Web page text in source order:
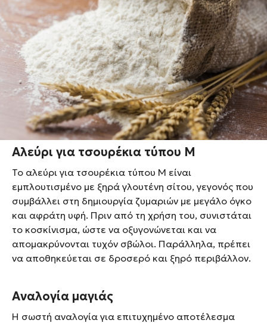
αλευριού που προέρχεται από επιλεγμένα μαλακά
σιτηρά και είναι ιδιαίτερα πλούσιο σε πρωτεΐνες
και φυτικές ίνες. Ενδείκνυται για την παρασκευή
αρτοσκευασμάτων υψηλής ποιότητας, καθώς
δημιουργεί ελαστικά ζυμάρια που απορροφούν
ιδανικά μεγάλες ποσότητες σακχάρων και λιπαρών.
Πρόκειται για ένα άλευρο που καλύπτει απαιτητικές
συνταγές και εξασφαλίζει εξαιρετικό αποτέλεσμα.
Αλεύρι για τσουρέκια τύπου Μ
Το αλεύρι για τσουρέκια τύπου Μ είναι
εμπλουτισμένο με ξηρά γλουτένη σίτου, γεγονός που
συμβάλλει στη δημιουργία ζυμαριών με μεγάλο όγκο
και αφράτη υφή. Πριν από τη χρήση του, συνιστάται
το κοσκίνισμα, ώστε να οξυγονώνεται και να
απομακρύνονται τυχόν σβώλοι. Παράλληλα, πρέπει
να αποθηκεύεται σε δροσερό και ξηρό περιβάλλον.
Αναλογία μαγιάς
Η σωστή αναλογία για επιτυχημένο αποτέλεσμα